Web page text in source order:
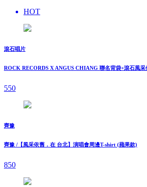
HOT
滾石唱片
ROCK RECORDS X ANGUS CHIANG 聯名背袋+滾石風采
550
齊豫
齊豫 /【風采依舊．在 台北】演唱會周邊T-shirt (蘋果款)
850